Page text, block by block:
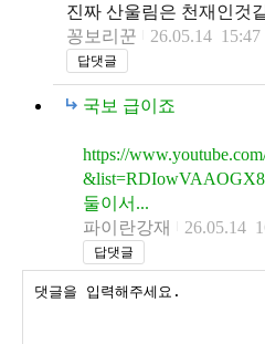
진짜 산울림은 천재인것
꽁보리꾼
26.05.14 15:47
답댓글
국보 급이죠
https://
둘이서...
파이란강재
26.05.14
답댓글